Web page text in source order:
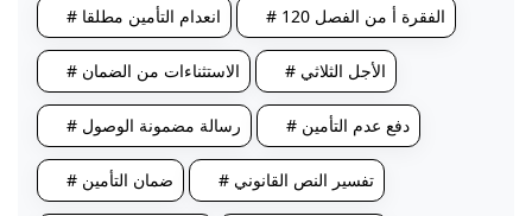
# انعدام التأمين مطلقا # الفقرة أ من الفصل 120
# الاستثناءات من الضمان # الأجل الثلاثي
# رسالة مضمونة الوصول # دفع عدم التأمين
# ضمان التأمين # تفسير النص القانوني